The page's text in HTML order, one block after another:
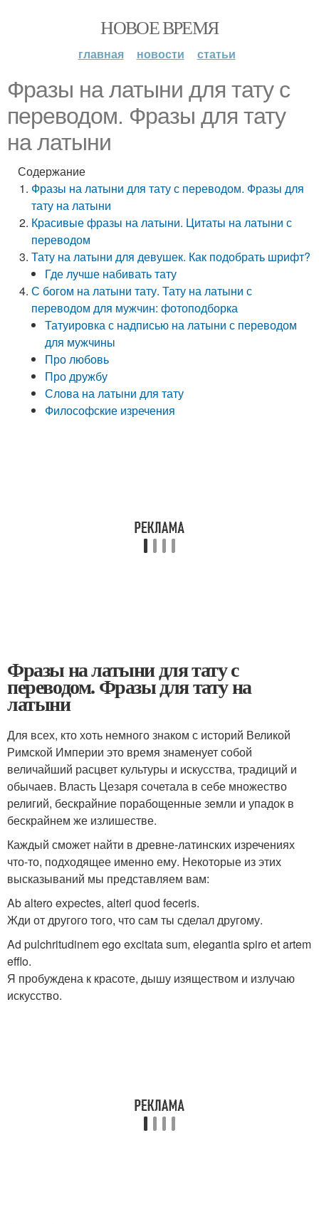
НОВОЕ ВРЕМЯ
главная новости статьи
Фразы на латыни для тату с
переводом. Фразы для тату
на латыни
Содержание
Фразы на латыни для тату с переводом. Фразы для
тату на латыни
Красивые фразы на латыни. Цитаты на латыни с
переводом
Тату на латыни для девушек. Как подобрать шрифт?
Где лучше набивать тату
С богом на латыни тату. Тату на латыни с
переводом для мужчин: фотоподборка
Татуировка с надписью на латыни с переводом
для мужчины
Про любовь
Про дружбу
Слова на латыни для тату
Философские изречения
Фразы на латыни для тату с
переводом. Фразы для тату на
латыни
Для всех, кто хоть немного знаком с историй Великой
Римской Империи это время знаменует собой
величайший расцвет культуры и искусства, традиций и
обычаев. Власть Цезаря сочетала в себе множество
религий, бескрайние порабощенные земли и упадок в
бескрайнем же излишестве.
Каждый сможет найти в древне-латинских изречениях
что-то, подходящее именно ему. Некоторые из этих
высказываний мы представляем вам:
Ab altero expectes, alteri quod feceris.
Жди от другого того, что сам ты сделал другому.
Ad pulchritudinem ego excitata sum, elegantia spiro et artem
efflo.
Я пробуждена к красоте, дышу изяществом и излучаю
искусство.